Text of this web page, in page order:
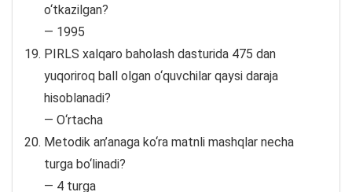
o‘tkazilgan?
— 1995
PIRLS xalqaro baholash dasturida 475 dan
yuqoriroq ball olgan o‘quvchilar qaysi daraja
hisoblanadi?
— O‘rtacha
Metodik an’anaga ko‘ra matnli mashqlar necha
turga bo‘linadi?
— 4 turga